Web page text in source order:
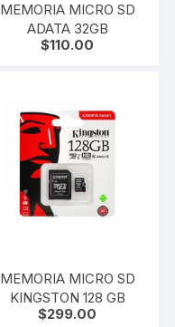
MEMORIA MICRO SD
ADATA 32GB
$110.00
MEMORIA MICRO SD
KINGSTON 128 GB
$299.00